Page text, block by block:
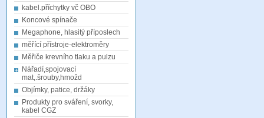
kabel.příchytky vč OBO
Koncové spínače
Megaphone, hlasitý příposlech
měřící přístroje-elektroměry
Měřiče krevního tlaku a pulzu
Nářadí,spojovací
mat,.šrouby,hmožd
Objímky, patice, držáky
Produkty pro sváření, svorky,
kabel CGZ